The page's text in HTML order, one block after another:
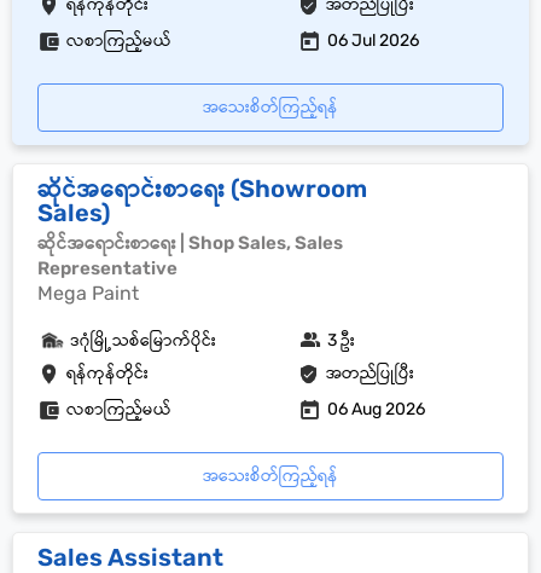
ရန်ကုန်တိုင်း
အတည်ပြုပြီး
လစာကြည့်မယ်
06 Jul 2026
အသေးစိတ်ကြည့်ရန်
ဆိုင်အရောင်းစာရေး (Showroom
Sales)
ဆိုင်အရောင်းစာရေး | Shop Sales, Sales
Representative
Mega Paint
ရန်ကုန်တိုင်း အတည်ပြုပြီး
ဒဂုံမြို့သစ်မြောက်ပိုင်း 3 ဦး
လစာကြည့်မယ် 06 Aug 2026
အသေးစိတ်ကြည့်ရန်
Sales Assistant